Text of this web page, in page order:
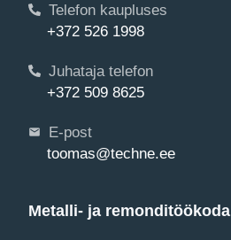
Telefon kaupluses
+372 526 1998
Juhataja telefon
+372 509 8625
E-post
toomas@techne.ee
Metalli- ja remonditöökoda